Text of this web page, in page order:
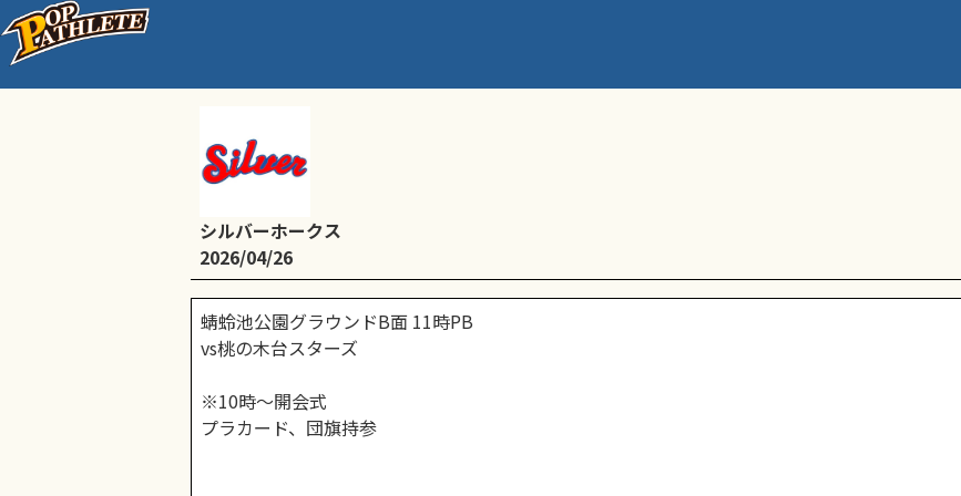
シルバーホークス
2026/04/26
蜻蛉池公園グラウンドB面 11時PB
vs桃の木台スターズ
※10時〜開会式
プラカード、団旗持参